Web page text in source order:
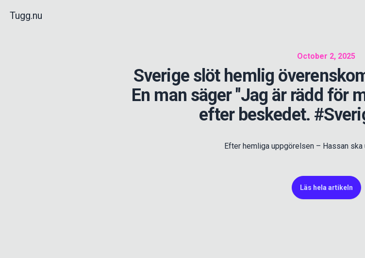
Tugg.nu
October 2, 2025
Sverige slöt hemlig
En man säger "Jag är rädd för
efter beskedet.
Efter hemliga uppgörelsen – Hassan
Läs hela artikeln